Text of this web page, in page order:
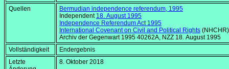
Quellen
Bermudian independence referendum, 1995
Independent 18. August 1995
Independence Referendum Act 1995
International Covenant on Civil and Political Rights (NHCHR)
Archiv der Gegenwart 1995 40262A, NZZ 18. August 1995
Vollständigkeit
Endergebnis
Letzte
8. Oktober 2018